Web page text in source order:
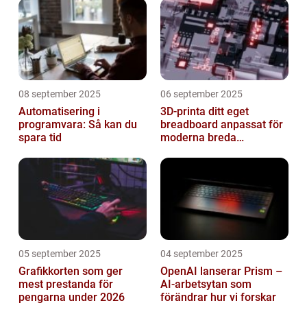
08 september 2025
Automatisering i
programvara: Så kan du
spara tid
06 september 2025
3D-printa ditt eget
breadboard anpassat för
moderna breda
05 september 2025
Grafikkorten som ger
mest prestanda för
pengarna under 2026
04 september 2025
OpenAI lanserar Prism –
AI-arbetsytan som
förändrar hur vi forskar